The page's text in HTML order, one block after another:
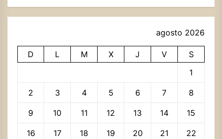
agosto 2026
D L M X J V
S
1
2 3 4 5 6 7 8
9 10 11 12 13 14 15
16 17 18 19 20 21 22